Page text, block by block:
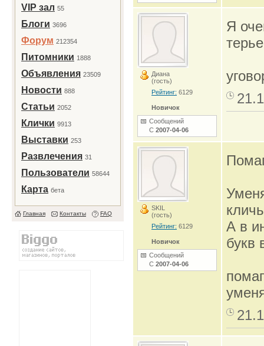
VIP зал 55
Блоги 3696
Форум 212354
Питомники 1888
Объявления 23509
Новости 888
Статьи 2052
Клички 9913
Выставки 253
Развлечения 31
Пользователи 58644
Карта бета
Главная Контакты FAQ
Диана
(гость)
Рейтинг: 6129
Новичок
Сообщений
С 2007-04-06
Я
SKIL
(гость)
Рейтинг: 6129
Новичок
Сообщений
С 2007-04-06
А в
букв